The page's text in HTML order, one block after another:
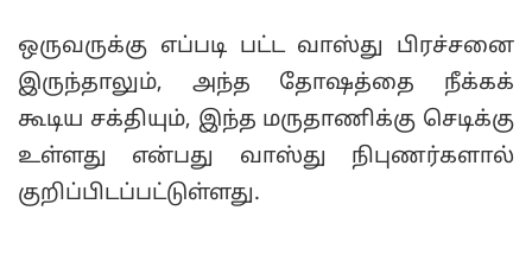
ஒருவருக்கு எப்படி பட்ட வாஸ்து பிரச்சனை
இருந்தாலும், அந்த தோஷத்தை நீக்கக்
கூடிய சக்தியும், இந்த மருதாணிக்கு செடிக்கு
உள்ளது என்பது வாஸ்து நிபுணர்களால்
குறிப்பிடப்பட்டுள்ளது.